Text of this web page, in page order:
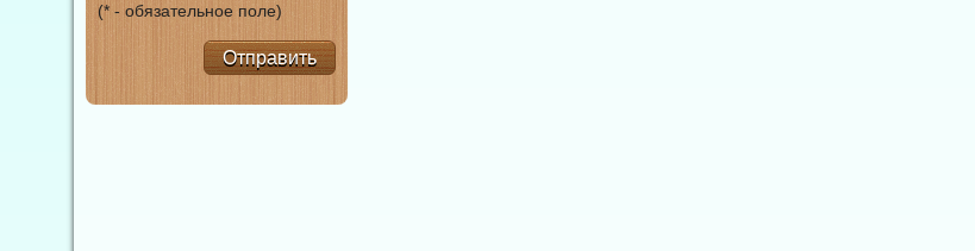
(* - обязательное поле)
Отправить